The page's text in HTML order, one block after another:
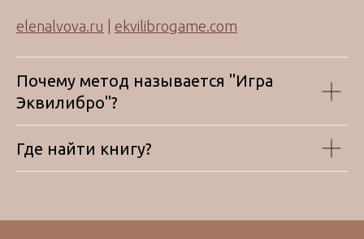
elenalvova.ru ekvilibrogame.com
Почему метод называется "Игра
Эквилибро"?
Где найти книгу?